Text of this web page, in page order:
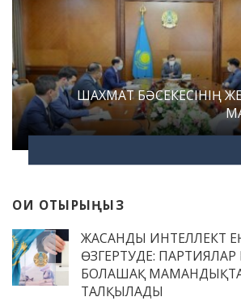
ШАХМАТ БӘСЕКЕСІНІҢ
ОҚИ ОТЫРЫҢЫЗ
ЖАСАНДЫ ИНТЕЛЛЕКТ
ӨЗГЕРТУДЕ: ПАРТИЯЛАР
БОЛАШАҚ
ТАЛҚЫЛАДЫ